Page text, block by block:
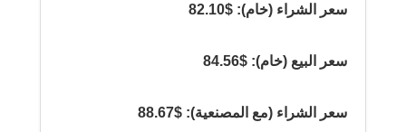
سعر الشراء (خام): $82.10
سعر البيع (خام): $84.56
سعر الشراء (مع المصنعية): $88.67